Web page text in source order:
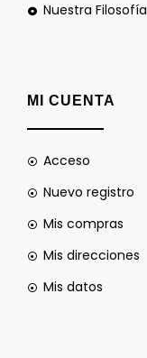
Nuestra Filosofía
MI CUENTA
Acceso
Nuevo registro
Mis compras
Mis direcciones
Mis datos